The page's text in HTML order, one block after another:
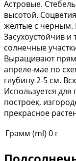
Астровые.
высотой.
желтые с черным.
Засухоустойчив
солнечные
Выращивают
апреле-мае по
глубину 2-5 см.
Используется
построек,
прекрасное
Грамм (ml) 0 г